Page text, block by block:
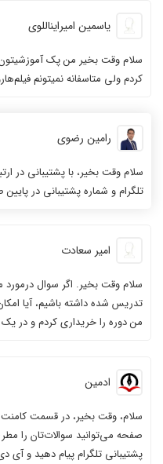
یاسمین امیرایناللوی
سلام وقت بخیر من پک
کردم ولی متاسفانه نمیتونم
رامین رضوی
سلام وقت بخیر، با پشتیبانی در
تلگرام و شماره پشتیبانی در
امیر سعادت
سلام وقت بخیر. اگر سوال
تدریس شده داشته باشیم، آیا
من دوره را خریداری کردم و در
ادمین
سلام، وقت بخیر، در قسمت
صفحه می‌توانید سوالات‌تان را
پشتیبانی تلگرام پیام دهید و آی